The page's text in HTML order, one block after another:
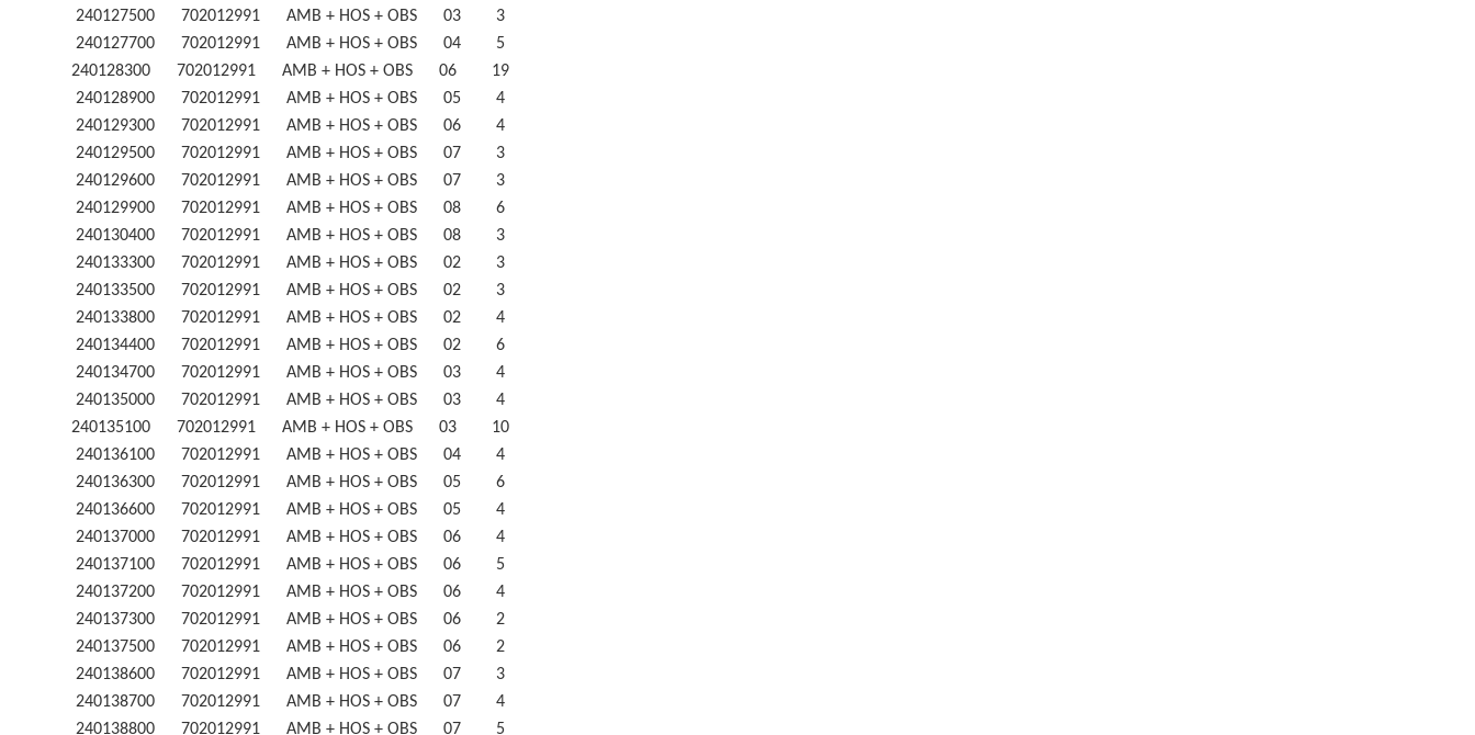
240127500 702012991 AMB + HOS + OBS 03 3
240127700 702012991 AMB + HOS + OBS 04 5
240128300 702012991 AMB + HOS + OBS 06 19
240128900 702012991 AMB + HOS + OBS 05 4
240129300 702012991 AMB + HOS + OBS 06 4
240129500 702012991 AMB + HOS + OBS 07 3
240129600 702012991 AMB + HOS + OBS 07 3
240129900 702012991 AMB + HOS + OBS 08 6
240130400 702012991 AMB + HOS + OBS 08 3
240133300 702012991 AMB + HOS + OBS 02 3
240133500 702012991 AMB + HOS + OBS 02 3
240133800 702012991 AMB + HOS + OBS 02 4
240134400 702012991 AMB + HOS + OBS 02 6
240134700 702012991 AMB + HOS + OBS 03 4
240135000 702012991 AMB + HOS + OBS 03 4
240135100 702012991 AMB + HOS + OBS 03 10
240136100 702012991 AMB + HOS + OBS 04 4
240136300 702012991 AMB + HOS + OBS 05 6
240136600 702012991 AMB + HOS + OBS 05 4
240137000 702012991 AMB + HOS + OBS 06 4
240137100 702012991 AMB + HOS + OBS 06 5
240137200 702012991 AMB + HOS + OBS 06 4
240137300 702012991 AMB + HOS + OBS 06 2
240137500 702012991 AMB + HOS + OBS 06 2
240138600 702012991 AMB + HOS + OBS 07 3
240138700 702012991 AMB + HOS + OBS 07 4
240138800 702012991 AMB + HOS + OBS 07 5